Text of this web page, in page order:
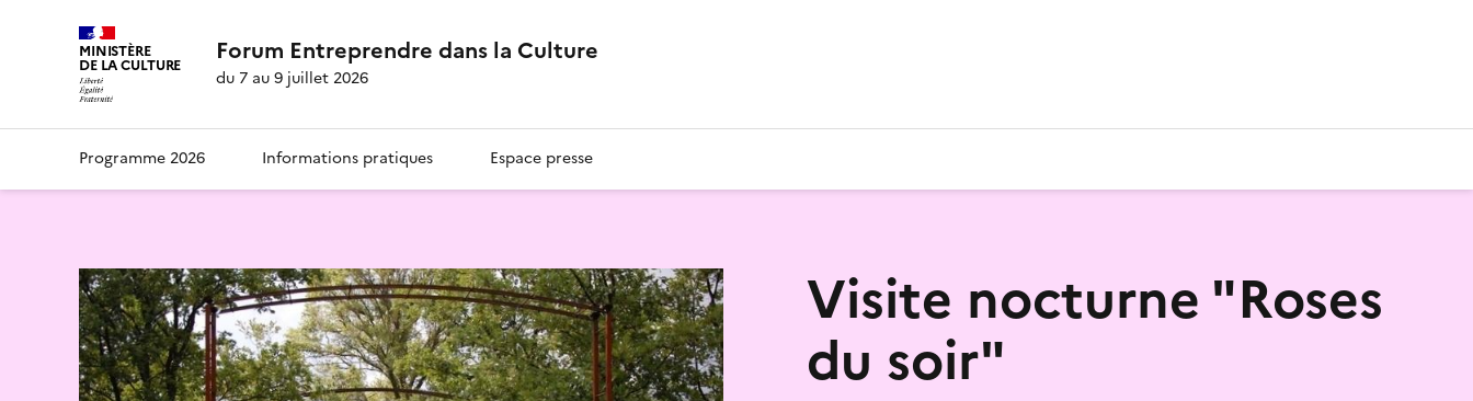
MINISTÈRE
DE LA CULTURE Forum Entreprendre dans la Culture
du 7 au 9 juillet 2026
Programme 2026 Informations pratiques Espace presse
Visite nocturne "Roses
du soir"